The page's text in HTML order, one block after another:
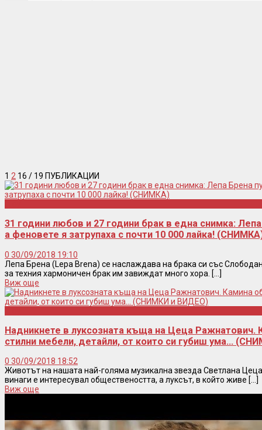
1 2 16 / 19 ПУБЛИКАЦИИ
31 години любов и 27 години брак в една снимка:
а феновете я затрупаха с почти 10 000 лайка!
0 30/09/2018 19:10
Лепа Брена (Lepa Brena) се наслаждава на брака си със
за техния хармоничен брак им завиждат много хора. [...]
Виж още
Надникнете в луксозната къща на Цеца Ражнатович.
стилни мебели, детайли, от които си губиш ума…
0 30/09/2018 18:52
Животът на нашата най-голяма музикална звезда Светлана
винаги е интересувал обществеността, а луксът, в който живе [...]
Виж още